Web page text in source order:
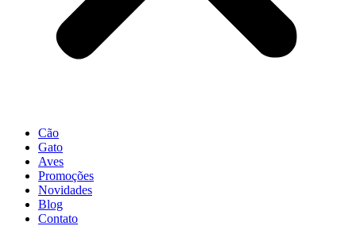
Cão
Gato
Aves
Promoções
Novidades
Blog
Contato